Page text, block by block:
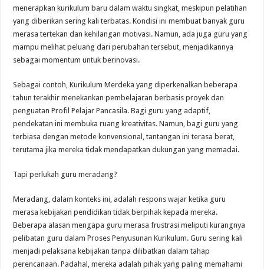
menerapkan kurikulum baru dalam waktu singkat, meskipun pelatihan
yang diberikan sering kali terbatas. Kondisi ini membuat banyak guru
merasa tertekan dan kehilangan motivasi. Namun, ada juga guru yang
mampu melihat peluang dari perubahan tersebut, menjadikannya
sebagai momentum untuk berinovasi.
Sebagai contoh, Kurikulum Merdeka yang diperkenalkan beberapa
tahun terakhir menekankan pembelajaran berbasis proyek dan
penguatan Profil Pelajar Pancasila. Bagi guru yang adaptif,
pendekatan ini membuka ruang kreativitas. Namun, bagi guru yang
terbiasa dengan metode konvensional, tantangan ini terasa berat,
terutama jika mereka tidak mendapatkan dukungan yang memadai.
Tapi perlukah guru meradang?
Meradang, dalam konteks ini, adalah respons wajar ketika guru
merasa kebijakan pendidikan tidak berpihak kepada mereka.
Beberapa alasan mengapa guru merasa frustrasi meliputi kurangnya
pelibatan guru dalam Proses Penyusunan Kurikulum. Guru sering kali
menjadi pelaksana kebijakan tanpa dilibatkan dalam tahap
perencanaan. Padahal, mereka adalah pihak yang paling memahami